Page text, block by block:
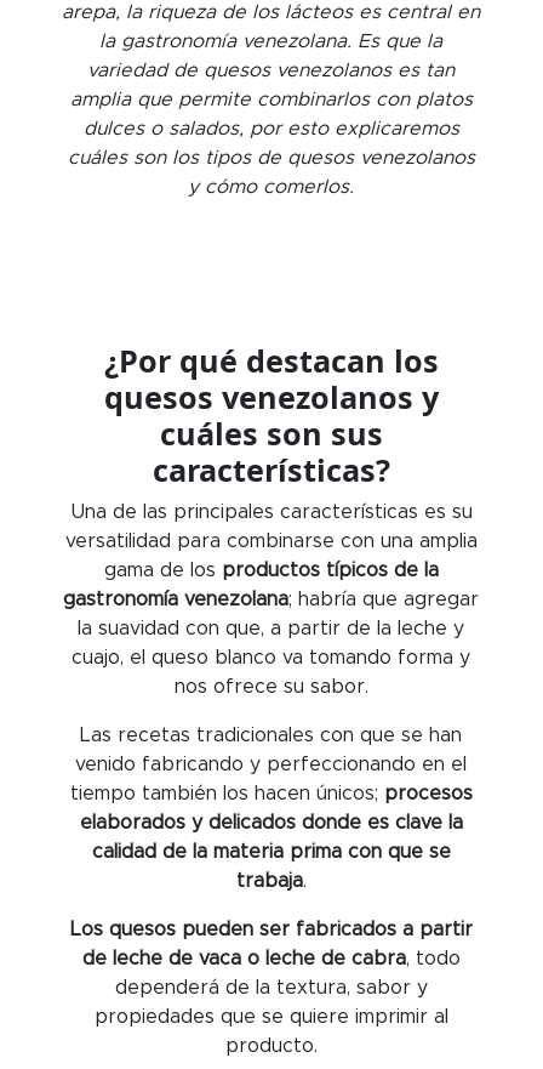
arepa, la riqueza de los lácteos es central en
la gastronomía venezolana. Es que la
variedad de quesos venezolanos es tan
amplia que permite combinarlos con platos
dulces o salados, por esto explicaremos
cuáles son los tipos de quesos venezolanos
y cómo comerlos.
¿Por qué destacan los
quesos venezolanos y
cuáles son sus
características?
Una de las principales características es su
versatilidad para combinarse con una amplia
gama de los productos típicos de la
gastronomía venezolana; habría que agregar
la suavidad con que, a partir de la leche y
cuajo, el queso blanco va tomando forma y
nos ofrece su sabor.
Las recetas tradicionales con que se han
venido fabricando y perfeccionando en el
tiempo también los hacen únicos; procesos
elaborados y delicados donde es clave la
calidad de la materia prima con que se
trabaja.
Los quesos pueden ser fabricados a partir
de leche de vaca o leche de cabra, todo
dependerá de la textura, sabor y
propiedades que se quiere imprimir al
producto.